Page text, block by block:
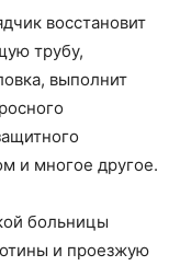
восстановит
трубу,
выполнит
и многое другое.
больницы
и проезжую